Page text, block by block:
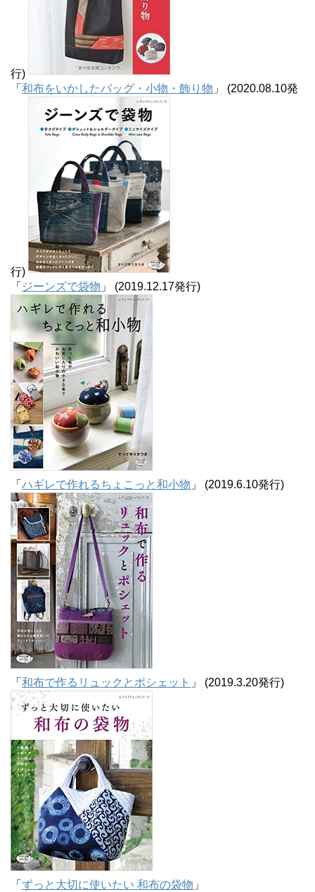
行)
「 和布をいかしたバッグ・小物・飾り物 」 (2020.08.10発
行)
「 ジーンズで袋物 」 (2019.12.17発行)
「 ハギレで作れるちょこっと和小物 」 (2019.6.10発行)
「 和布で作るリュックとポシェット 」 (2019.3.20発行)
「 ずっと大切に使いたい 和布の袋物 」